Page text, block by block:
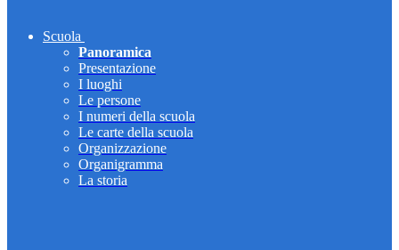
Scuola
Panoramica
Presentazione
I luoghi
Le persone
I numeri della scuola
Le carte della scuola
Organizzazione
Organigramma
La storia